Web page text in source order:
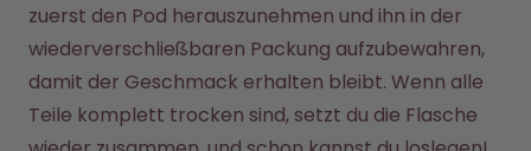
zuerst den Pod herauszunehmen und ihn in der
wiederverschließbaren Packung aufzubewahren,
damit der Geschmack erhalten bleibt. Wenn alle
Teile komplett trocken sind, setzt du die Flasche